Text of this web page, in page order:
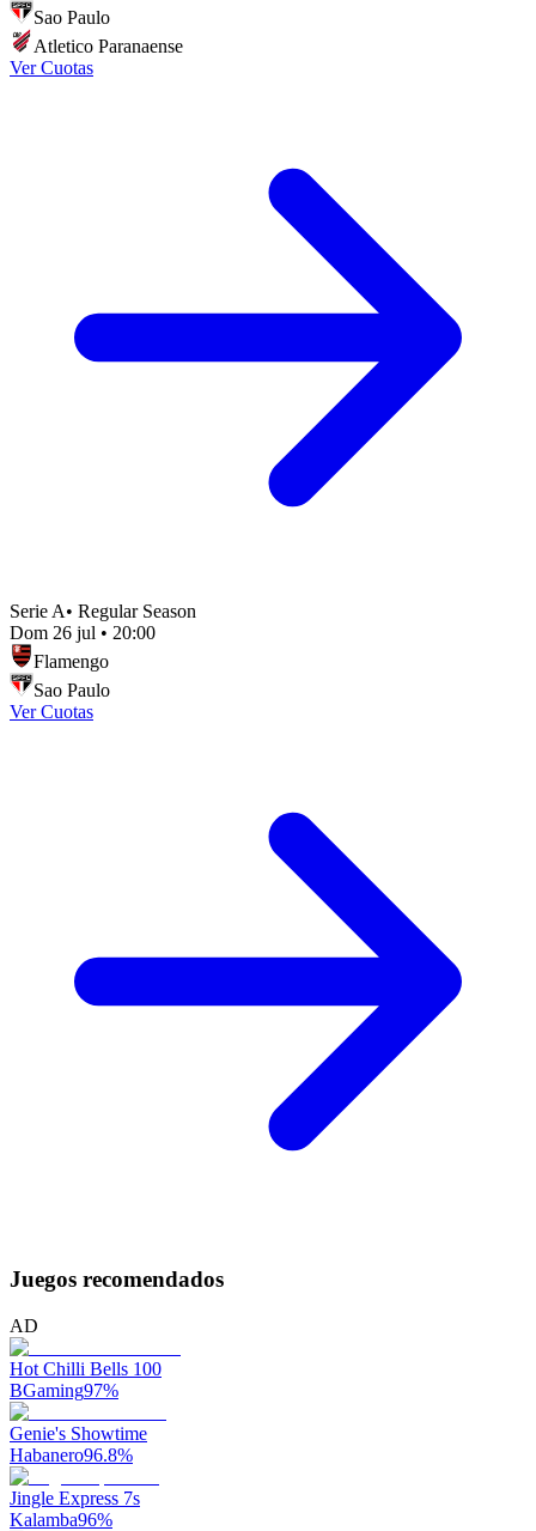
Sao Paulo
Atletico Paranaense
Ver Cuotas
Serie A• Regular Season
Dom 26 jul • 20:00
Flamengo
Sao Paulo
Ver Cuotas
Juegos recomendados
AD
Hot Chilli Bells 100
BGaming97%
Genie's Showtime
Habanero96.8%
Jingle Express 7s
Kalamba96%